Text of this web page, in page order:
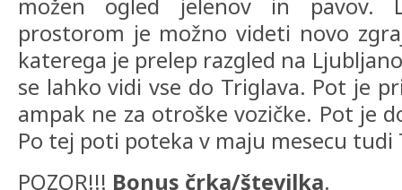
možen ogled jelenov in pavov.
prostorom je možno videti novo
katerega je prelep razgled na
se lahko vidi vse do Triglava. Pot je
ampak ne za otroške vozičke. Pot je
Po tej poti poteka v maju mesecu tudi
POZOR!!! Bonus črka/številka.